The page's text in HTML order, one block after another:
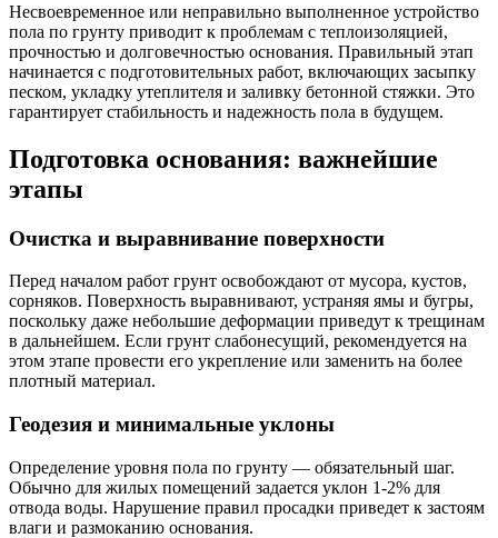
Несвоевременное или неправильно выполненное устройство
пола по грунту приводит к проблемам с теплоизоляцией,
прочностью и долговечностью основания. Правильный этап
начинается с подготовительных работ, включающих засыпку
песком, укладку утеплителя и заливку бетонной стяжки. Это
гарантирует стабильность и надежность пола в будущем.
Подготовка основания: важнейшие
этапы
Очистка и выравнивание поверхности
Перед началом работ грунт освобождают от мусора, кустов,
сорняков. Поверхность выравнивают, устраняя ямы и бугры,
поскольку даже небольшие деформации приведут к трещинам
в дальнейшем. Если грунт слабонесущий, рекомендуется на
этом этапе провести его укрепление или заменить на более
плотный материал.
Геодезия и минимальные уклоны
Определение уровня пола по грунту — обязательный шаг.
Обычно для жилых помещений задается уклон 1-2% для
отвода воды. Нарушение правил просадки приведет к застоям
влаги и размоканию основания.